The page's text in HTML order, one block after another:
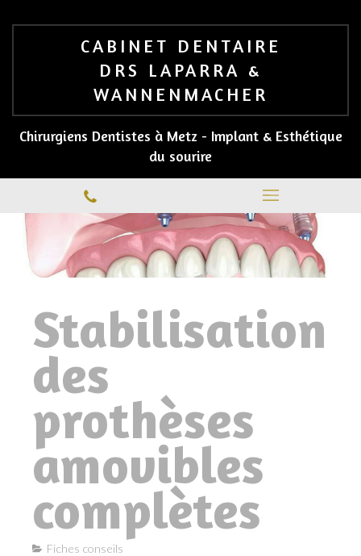
CABINET DENTAIRE
DRS LAPARRA &
WANNENMACHER
Chirurgiens Dentistes à Metz - Implant & Esthétique
du sourire
Stabilisation
des
prothèses
amovibles
complètes
Fiches conseils